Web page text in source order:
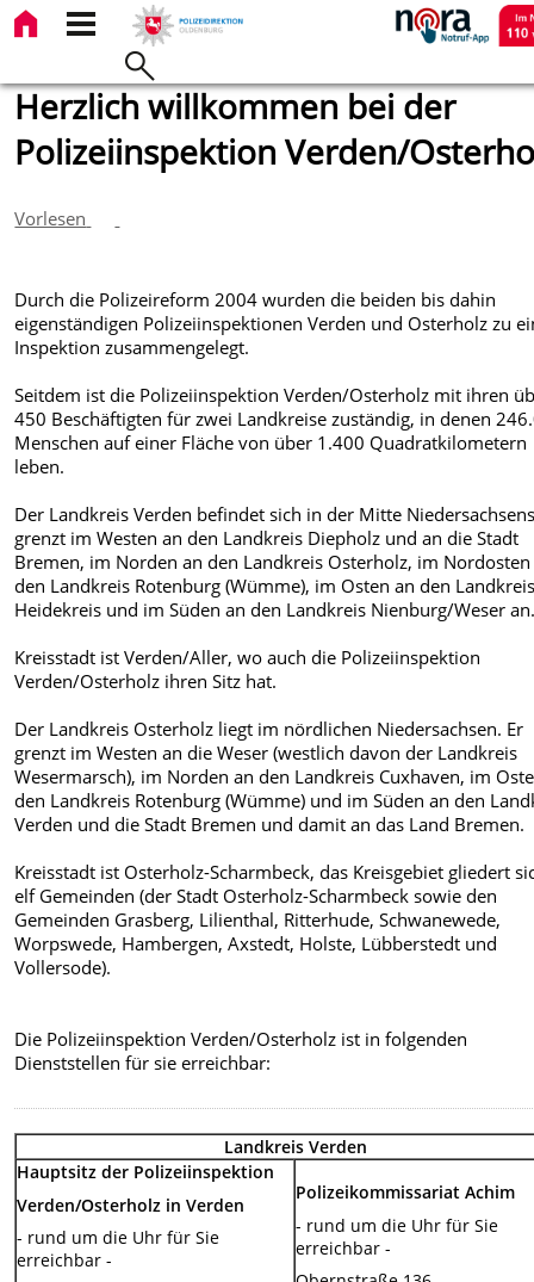
Herzlich willkommen bei der
Polizeiinspektion Verden/
Vorlesen
Durch die Polizeireform 2004 wurden die beiden bis dahin
eigenständigen Polizeiinspektionen Verden und Osterholz zu
Inspektion zusammengelegt.
Seitdem ist die Polizeiinspektion Verden/Osterholz mit ihren
450 Beschäftigten für zwei Landkreise zuständig, in denen
Menschen auf einer Fläche von über 1.400 Quadratkilometern
leben.
Der Landkreis Verden befindet sich in der Mitte
grenzt im Westen an den Landkreis Diepholz und an die Stadt
Bremen, im Norden an den Landkreis Osterholz, im
den Landkreis Rotenburg (Wümme), im Osten an den
Heidekreis und im Süden an den Landkreis Nienburg/Weser
Kreisstadt ist Verden/Aller, wo auch die Polizeiinspektion
Verden/Osterholz ihren Sitz hat.
Der Landkreis Osterholz liegt im nördlichen Niedersachsen. Er
grenzt im Westen an die Weser (westlich davon der Landkreis
Wesermarsch), im Norden an den Landkreis Cuxhaven, im
den Landkreis Rotenburg (Wümme) und im Süden an den
Verden und die Stadt Bremen und damit an das Land Bremen.
Kreisstadt ist Osterholz-Scharmbeck, das Kreisgebiet gliedert
elf Gemeinden (der Stadt Osterholz-Scharmbeck sowie den
Gemeinden Grasberg, Lilienthal, Ritterhude, Schwanewede,
Worpswede, Hambergen, Axstedt, Holste, Lübberstedt und
Vollersode).
Die Polizeiinspektion Verden/Osterholz ist in folgenden
Dienststellen für sie erreichbar:
Landkreis Verden
Hauptsitz der Polizeiinspektion
Verden/Osterholz in Verden
- rund um die Uhr für Sie
erreichbar -
Polizeikommissariat Achim
- rund um die Uhr für Sie
erreichbar -